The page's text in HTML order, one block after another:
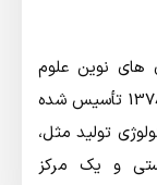
های نوین علوم
پزشکی جهاد دانشگاهی “ابن سینا” در سال 1378 تأسیس شده
بیوتکنولوژی تولید مثل،
و یک مرکز